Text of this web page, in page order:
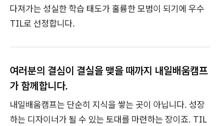
다져가는 성실한 학습 태도가 훌륭한 모범이 되기에 우수
TIL로 선정합니다.
여러분의 결심이 결실을 맺을 때까지 내일배움캠프
가 함께합니다.
내일배움캠프는 단순히 지식을 쌓는 곳이 아닙니다. 성장
하는 디자이너가 될 수 있는 토대를 마련하는 장이죠. TIL